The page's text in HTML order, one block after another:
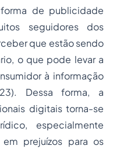
de publicidade
seguidores dos
que estão sendo
o que pode levar a
à informação
Dessa forma, a
digitais torna-se
especialmente
prejuízos para os